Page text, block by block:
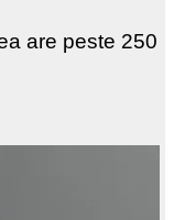
are peste 250